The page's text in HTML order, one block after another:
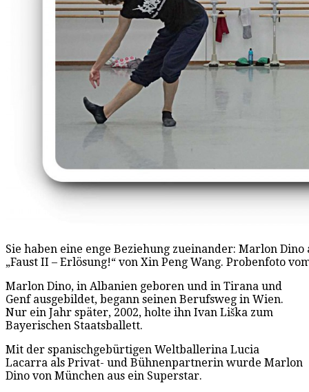
Sie haben eine enge Beziehung zueinander: Marlon
„Faust II – Erlösung!“ von Xin Peng Wang. Probenfoto
Marlon Dino, in Albanien geboren und in Tirana und
Genf ausgebildet, begann seinen Berufsweg in Wien.
Nur ein Jahr später, 2002, holte ihn Ivan Liška zum
Bayerischen Staatsballett.
Mit der spanischgebürtigen Weltballerina Lucia
Lacarra als Privat- und Bühnenpartnerin wurde Marlon
Dino von München aus ein Superstar.